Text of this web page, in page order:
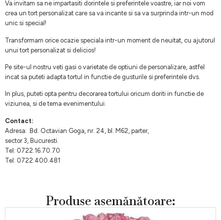
Va invitam sa ne impartasiti dorintele si preferintele voastre, iar noi vom
crea un tort personalizat care sa va incante si sa va surprinda intr-un mod
unic si special!
Transformam orice ocazie speciala intr-un moment de neuitat, cu ajutorul
unui tort personalizat si delicios!
Pe site-ul nostru veti gasi o varietate de optiuni de personalizare, astfel
incat sa puteti adapta tortul in functie de gusturile si preferintele dvs.
In plus, puteti opta pentru decorarea tortului oricum doriti in functie de
viziunea, si de tema evenimentului.
Contact:
Adresa: Bd. Octavian Goga, nr. 24, bl. M62, parter,
sector 3, Bucuresti.
Tel: 0722.16.70.70
Tel: 0722.400.481
Produse asemănătoare: